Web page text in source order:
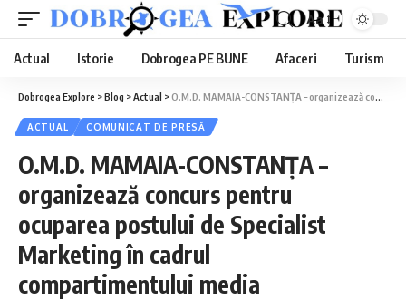
Aa
Actual Istorie Dobrogea PE BUNE Afaceri Turism
Dobrogea Explore >Blog >Actual >O.M.D. MAMAIA-CONSTANȚA – organizează concurs pentru ocuparea postului de Specialist Marketing în cadrul compartimentului media
ACTUAL COMUNICAT DE PRESĂ
O.M.D. MAMAIA-CONSTANȚA –
organizează concurs pentru
ocuparea postului de Specialist
Marketing în cadrul
compartimentului media